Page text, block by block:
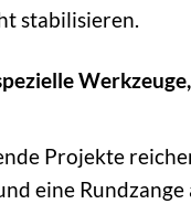
stabilisieren.
Projekte
eine Rundzange